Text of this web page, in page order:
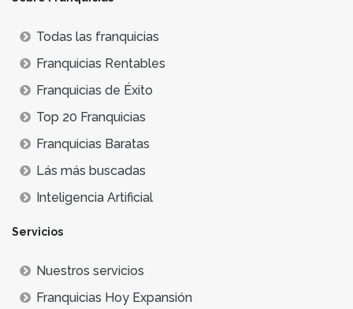
Todas las franquicias
Franquicias Rentables
Franquicias de Éxito
Top 20 Franquicias
Franquicias Baratas
Lás más buscadas
Inteligencia Artificial
Servicios
Nuestros servicios
Franquicias Hoy Expansión